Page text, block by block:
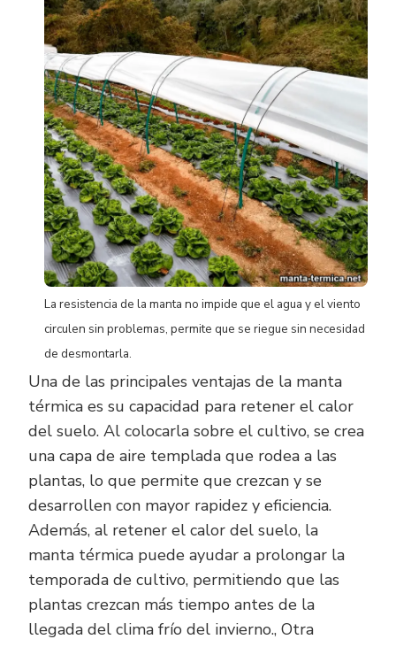
La resistencia de la manta no impide que el agua y el viento
circulen sin problemas, permite que se riegue sin necesidad
de desmontarla.
Una de las principales ventajas de la manta
térmica es su capacidad para retener el calor
del suelo. Al colocarla sobre el cultivo, se crea
una capa de aire templada que rodea a las
plantas, lo que permite que crezcan y se
desarrollen con mayor rapidez y eficiencia.
Además, al retener el calor del suelo, la
manta térmica puede ayudar a prolongar la
temporada de cultivo, permitiendo que las
plantas crezcan más tiempo antes de la
llegada del clima frío del invierno., Otra